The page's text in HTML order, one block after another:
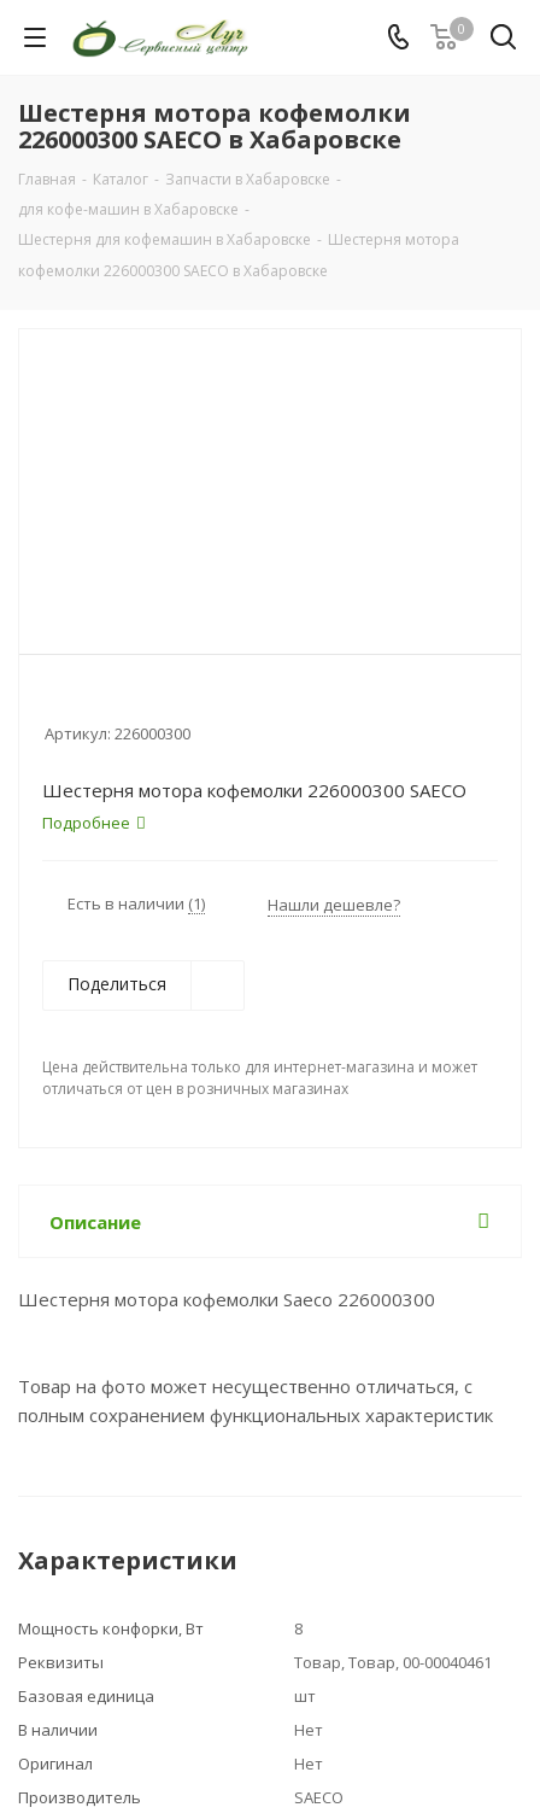
0
Шестерня мотора кофемолки
226000300 SAECO в Хабаровске
Главная - Каталог - Запчасти в Хабаровске -
для кофе-машин в Хабаровске -
Шестерня для кофемашин в Хабаровске - Шестерня мотора
кофемолки 226000300 SAECO в Хабаровске
Артикул: 226000300
Шестерня мотора кофемолки 226000300 SAECO
Подробнее
Есть в наличии (1) Нашли дешевле?
Поделиться
Цена действительна только для интернет-магазина и может
отличаться от цен в розничных магазинах
Описание
Шестерня мотора кофемолки Saeco 226000300
Товар на фото может несущественно отличаться, с
полным сохранением функциональных характеристик
Характеристики
Мощность конфорки, Вт
8
Реквизиты
Товар, Товар, 00-00040461
Базовая единица
шт
В наличии
Нет
Оригинал
Нет
Производитель
SAECO